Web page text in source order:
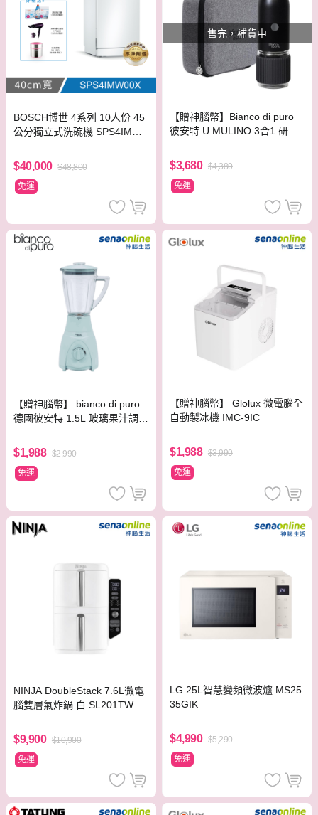
BOSCH博世 4系列 10人份 45
公分獨立式洗碗機 SPS4IMW0
$40,000 $48,800
免運
售完，補貨中
【贈神腦幣】Bianco di puro
彼安特 U MULINO 3合1 研磨
$3,680 $4,380
免運
【贈神腦幣】 bianco di puro
德國彼安特 1.5L 玻璃果汁調理
$1,988 $2,990
免運
【贈神腦幣】 Glolux 微電腦全
自動製冰機 IMC-9IC
$1,988 $3,990
免運
NINJA DoubleStack 7.6L微電
腦雙層氣炸鍋 白 SL201TW
$9,900 $10,900
免運
LG 25L智慧變頻微波爐 MS25
35GIK
$4,990 $5,290
免運